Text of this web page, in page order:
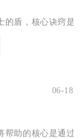
的盾，核心诀窍是
06-18
帮助的核心是通过